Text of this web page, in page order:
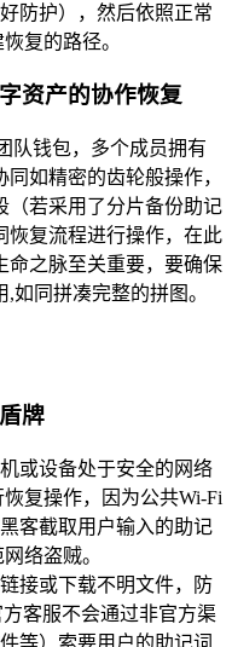
防护），然后依照正常
复的路径。
资产的协作恢复
队钱包，多个成员拥有
如精密的齿轮般操作，
（若采用了分片备份助记
恢复流程进行操作，在此
命之脉至关重要，要确保
如同拼凑完整的拼图。
牌
或设备处于安全的网络
复操作，因为公共Wi-Fi
客截取用户输入的助记
络盗贼。
接或下载不明文件，防
客服不会通过非官方渠
等）索要用户的助记词